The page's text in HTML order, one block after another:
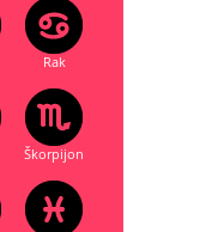
Rak
Škorpijon